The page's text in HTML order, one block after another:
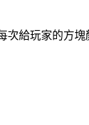
次給玩家的方